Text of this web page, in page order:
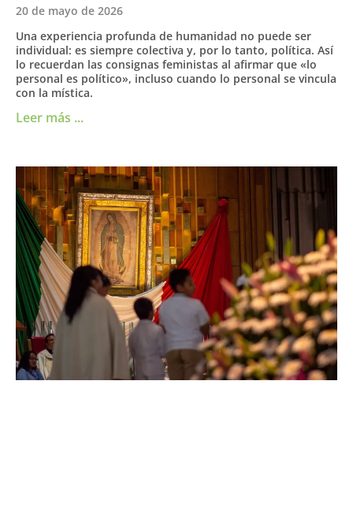
20 de mayo de 2026
Una experiencia profunda de humanidad no puede ser
individual: es siempre colectiva y, por lo tanto, política. Así
lo recuerdan las consignas feministas al afirmar que «lo
personal es político», incluso cuando lo personal se vincula
con la mística.
Leer más ...